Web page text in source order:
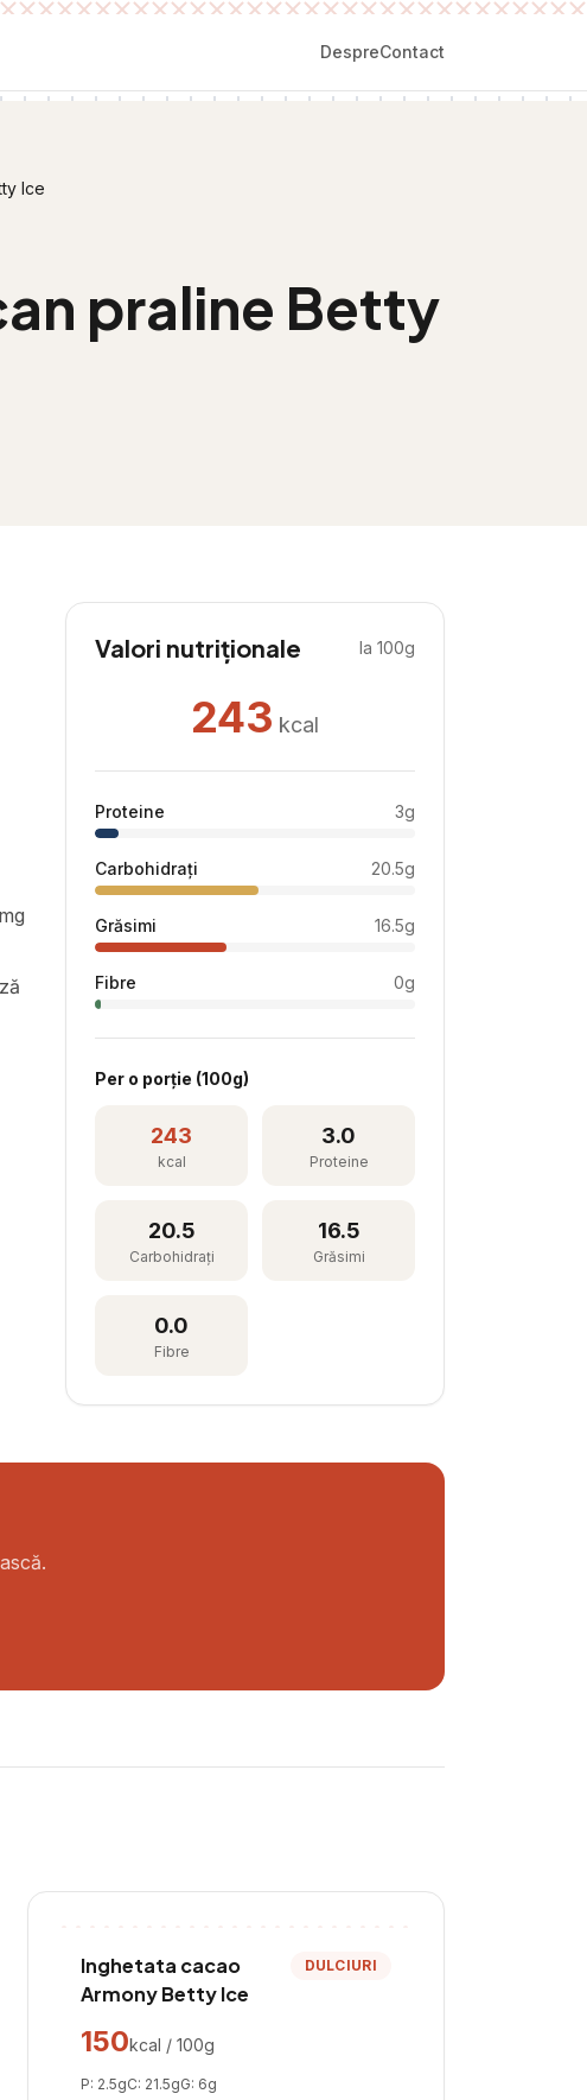
DespreContact
Ice
praline Betty
Valori nutriționale la 100g
243 kcal
Proteine 3g
Carbohidrați 20.5g
Grăsimi 16.5g
Fibre 0g
Per o porție (100g)
243
kcal
3.0
Proteine
20.5
Carbohidrați
16.5
Grăsimi
0.0
Fibre
Inghetata cacao
Armony Betty Ice
DULCIURI
150kcal / 100g
P: 2.5gC: 21.5gG: 6g